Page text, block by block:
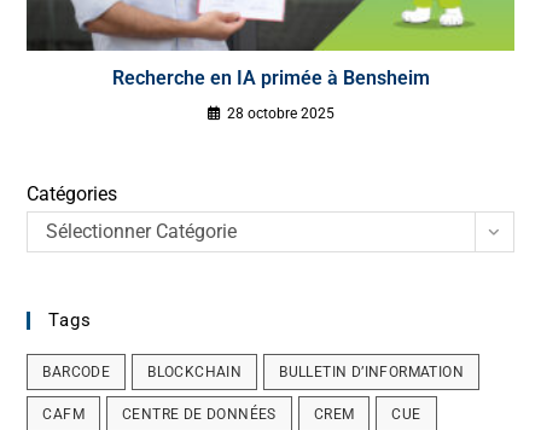
Recherche en IA primée à Bensheim
28 octobre 2025
Catégories
Sélectionner Catégorie
Tags
BARCODE BLOCKCHAIN BULLETIN D’INFORMATION
CAFM CENTRE DE DONNÉES CREM CUE